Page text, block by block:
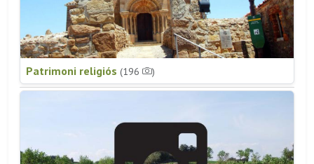
Patrimoni religiós (196 )